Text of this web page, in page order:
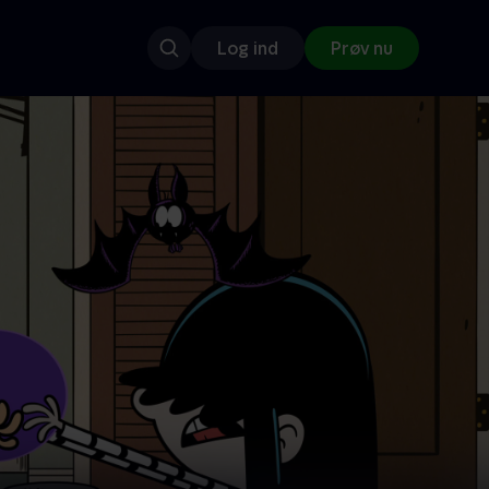
Log ind Prøv nu